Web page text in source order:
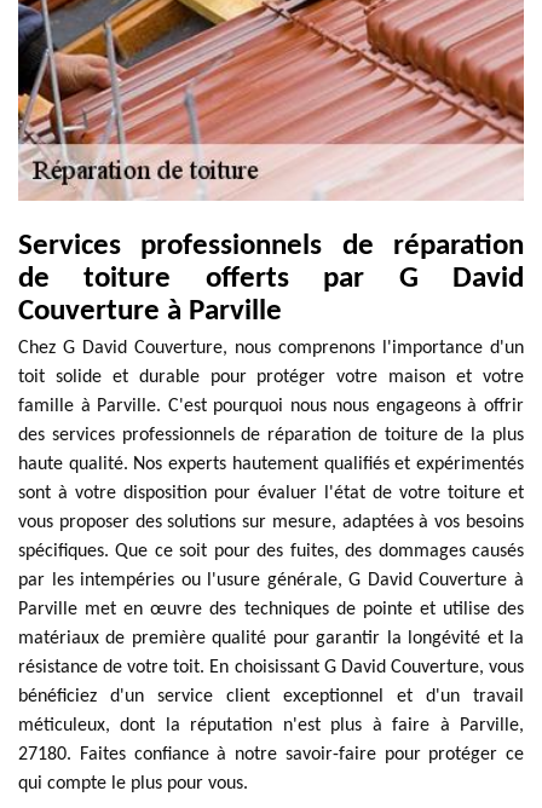
Services professionnels de réparation
de toiture offerts par G David
Couverture à Parville
Chez G David Couverture, nous comprenons l'importance d'un
toit solide et durable pour protéger votre maison et votre
famille à Parville. C'est pourquoi nous nous engageons à offrir
des services professionnels de réparation de toiture de la plus
haute qualité. Nos experts hautement qualifiés et expérimentés
sont à votre disposition pour évaluer l'état de votre toiture et
vous proposer des solutions sur mesure, adaptées à vos besoins
spécifiques. Que ce soit pour des fuites, des dommages causés
par les intempéries ou l'usure générale, G David Couverture à
Parville met en œuvre des techniques de pointe et utilise des
matériaux de première qualité pour garantir la longévité et la
résistance de votre toit. En choisissant G David Couverture, vous
bénéficiez d'un service client exceptionnel et d'un travail
méticuleux, dont la réputation n'est plus à faire à Parville,
27180. Faites confiance à notre savoir-faire pour protéger ce
qui compte le plus pour vous.